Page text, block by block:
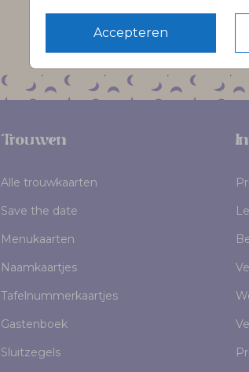
Accepteren
Volg Pinélo op
Trouwen
Alle trouwkaarten
Save the date
Menukaarten
Naamkaartjes
Tafelnummerkaartjes
Gastenboek
Sluitzegels